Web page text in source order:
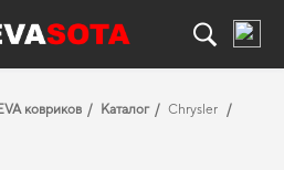
ковриков Каталог
Chrysler